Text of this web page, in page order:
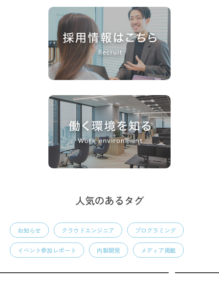
人気のあるタグ
お知らせ クラウドエンジニア プログラミング
イベント参加レポート 内製開発 メディア掲載